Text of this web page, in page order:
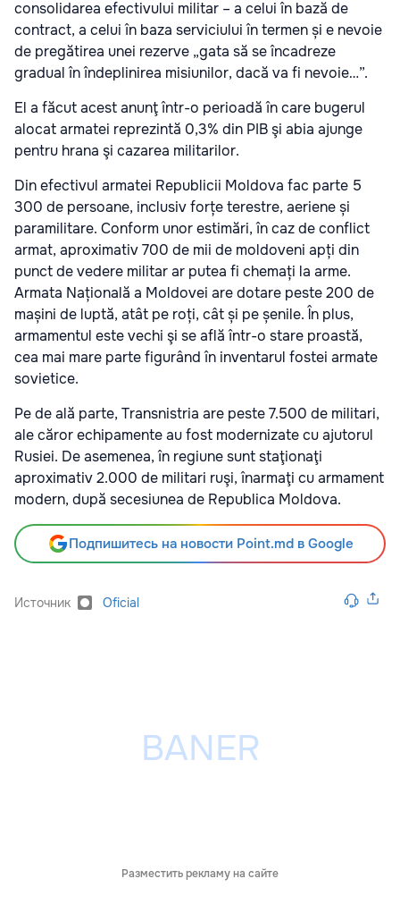
consolidarea efectivului militar – a celui în bază de
contract, a celui în baza serviciului în termen și e nevoie
de pregătirea unei rezerve „gata să se încadreze
gradual în îndeplinirea misiunilor, dacă va fi nevoie…”.
El a făcut acest anunţ într-o perioadă în care bugerul
alocat armatei reprezintă 0,3% din PIB şi abia ajunge
pentru hrana şi cazarea militarilor.
Din efectivul armatei Republicii Moldova fac parte 5
300 de persoane, inclusiv forțe terestre, aeriene și
paramilitare. Conform unor estimări, în caz de conflict
armat, aproximativ 700 de mii de moldoveni apți din
punct de vedere militar ar putea fi chemați la arme.
Armata Națională a Moldovei are dotare peste 200 de
mașini de luptă, atât pe roți, cât și pe șenile. În plus,
armamentul este vechi şi se află într-o stare proastă,
cea mai mare parte figurând în inventarul fostei armate
sovietice.
Pe de ală parte, Transnistria are peste 7.500 de militari,
ale căror echipamente au fost modernizate cu ajutorul
Rusiei. De asemenea, în regiune sunt staţionaţi
aproximativ 2.000 de militari ruşi, înarmaţi cu armament
modern, după secesiunea de Republica Moldova.
Подпишитесь на новости Point.md в Google
Источник Oficial
Разместить рекламу на сайте